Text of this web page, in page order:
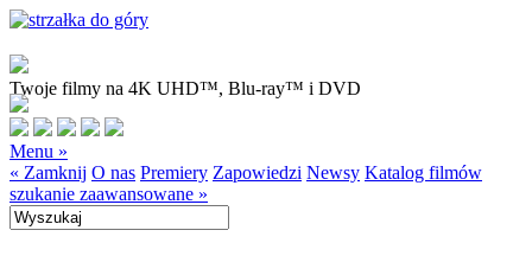
Twoje filmy na 4K UHD™, Blu-ray™ i DVD
Menu »
« Zamknij O nas Premiery Zapowiedzi Newsy Katalog filmów
szukanie zaawansowane »